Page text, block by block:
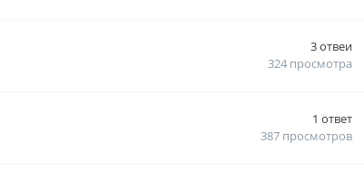
3отвеи
324 просмотра
1 ответ
387 просмотров